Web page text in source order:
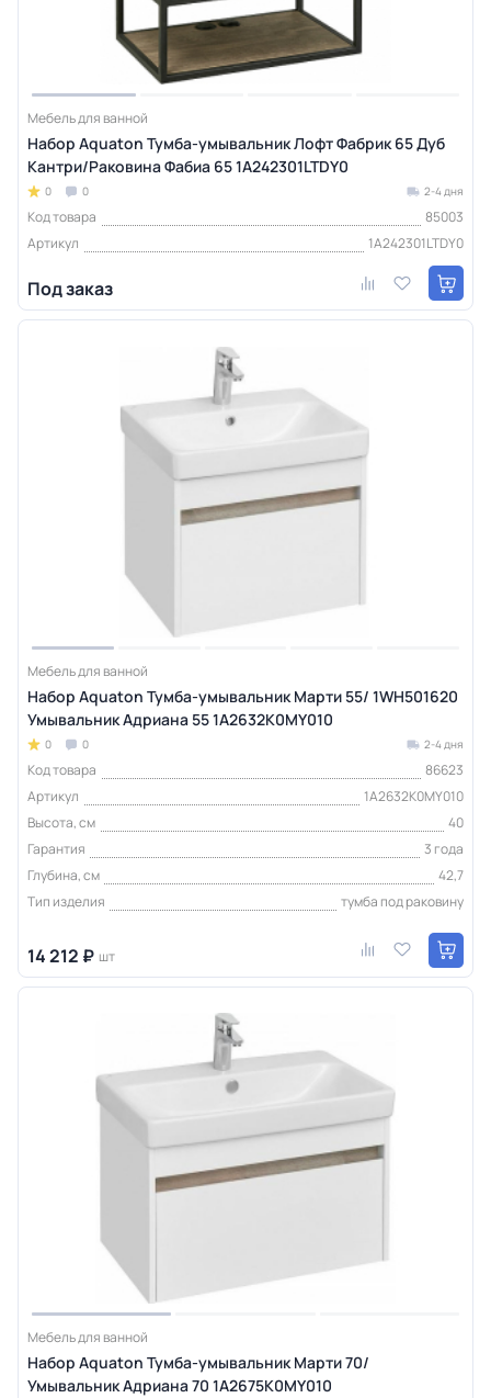
Мебель для ванной
Набор Aquaton Тумба-умывальник Лофт Фабрик 65 Дуб
Кантри/Раковина Фабиа 65 1A242301LTDY0
0 0 2-4 дня
Код товара
85003
Артикул
1A242301LTDY0
Под заказ
Мебель для ванной
Набор Aquaton Тумба-умывальник Марти 55/ 1WH501620
Умывальник Адриана 55 1A2632K0MY010
0 0 2-4 дня
Код товара
86623
Артикул
1A2632K0MY010
Высота, см
40
Гарантия
3 года
Глубина, см
42,7
Тип изделия
тумба под раковину
14 212 ₽ шт
Мебель для ванной
Набор Aquaton Тумба-умывальник Марти 70/
Умывальник Адриана 70 1A2675K0MY010